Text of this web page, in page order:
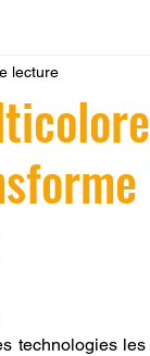
CPF
SNAPMAKER
lecture
technologies